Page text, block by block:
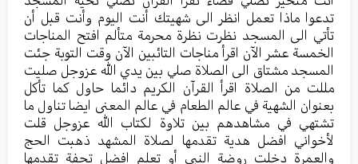
تدعوا ماذا تعمل انظر الى شهيتك أنت اليوم وأنت قبل أن
تأتي الى المسجد نظرت نظرة محرمة متألم افتح المناجات
الخمسة عشر الآن اقرأ مناجات التائبين الآن وقت التوبة جئت
المسجد مشتاق الى الصلاة صلي بين يدي الله عزوجل صليت
مللت من الصلاة اقرأ القرآن الكريم دائما حاول كما تأكل
بعنوان الشهية في عالم الطعام في عالم المعنى ايضا تناول ما
تشتهي في مشاهدهم بين تلاوة لكتاب الله عزوجل قلت
لأخواني افضل هدية تقدمها لصلاة المشهد ذهبت الحج
والعمرة دخلت روضة النبي أو تعلم افضل تحفة تقدمها